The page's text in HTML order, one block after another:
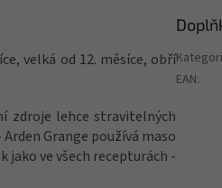
velká od 12. měsíce, obří
zdroje lehce stravitelných
Grange používá maso
jako ve všech recepturách -
EAN: